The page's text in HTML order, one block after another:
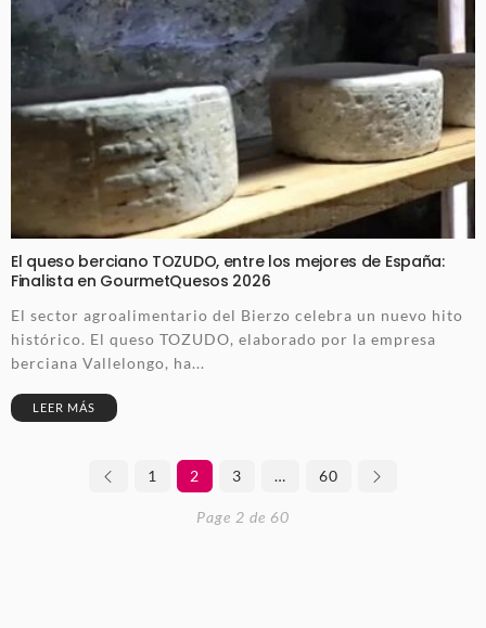
El queso berciano TOZUDO, entre los mejores de España:
Finalista en GourmetQuesos 2026
El sector agroalimentario del Bierzo celebra un nuevo hito
histórico. El queso TOZUDO, elaborado por la empresa
berciana Vallelongo, ha...
LEER MÁS
1 2 3 … 60
Page 2 de 60